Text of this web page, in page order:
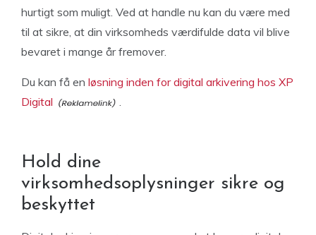
hurtigt som muligt. Ved at handle nu kan du være med
til at sikre, at din virksomheds værdifulde data vil blive
bevaret i mange år fremover.
Du kan få en løsning inden for digital arkivering hos XP
Digital
.
Hold dine
virksomhedsoplysninger sikre og
beskyttet